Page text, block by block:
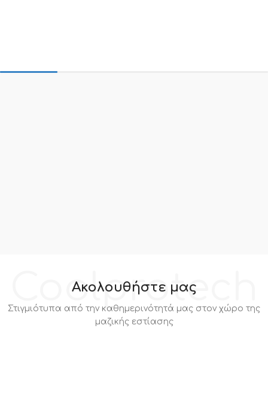
Coolprotech
Ακολουθήστε μας
Στιγμιότυπα από την καθημερινότητά μας στον χώρο της
μαζικής εστίασης